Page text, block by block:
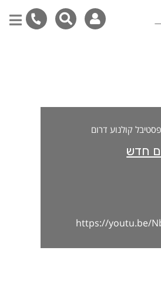
פסטיבל קולנוע דרום
חדש
https://youtu.be/